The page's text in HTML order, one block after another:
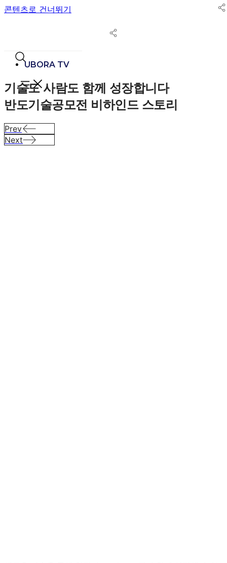
콘텐츠로 건너뛰기
UBORA TV
기술도 사람도 함께 성장합니다
반도기술공모전 비하인드 스토리
Prev
Next